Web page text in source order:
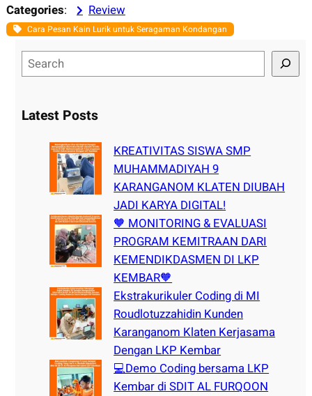
Categories: Review
Cara Pesan Kain Lurik untuk Seragaman Kondangan
e
rLatest Posts
KREATIVITAS SISWA SMP
MUHAMMADIYAH 9
KARANGANOM KLATEN DIUBAH
JADI KARYA DIGITAL!
🧡 MONITORING & EVALUASI
PROGRAM KEMITRAAN DARI
KEMENDIKDASMEN DI LKP
KEMBAR🧡
Ekstrakurikuler Coding di MI
Roudlotuzzahidin Kunden
Karanganom Klaten Kerjasama
Dengan LKP Kembar
💻Demo Coding bersama LKP
Kembar di SDIT AL FURQOON